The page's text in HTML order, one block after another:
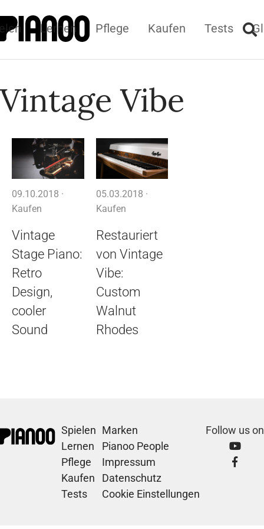
Lernen Pflege Kaufen Tests
Vintage Vibe
09.10.2018 ·
Kaufen
Vintage
Stage Piano:
Retro
Design,
cooler
Sound
05.03.2018 ·
Kaufen
Restauriert
von Vintage
Vibe:
Custom
Walnut
Rhodes
Spielen
Lernen
Pflege
Kaufen
Tests
Marken
Pianoo People
Impressum
Datenschutz
Cookie Einstellungen
Follow us on